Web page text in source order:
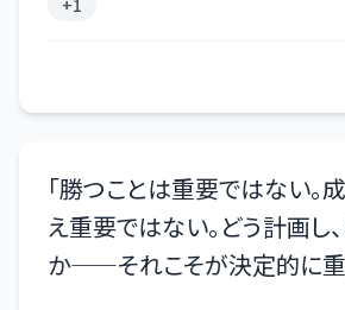
「勝つことは重要ではない。
え重要ではない。どう計画し
か——それこそが決定的に重